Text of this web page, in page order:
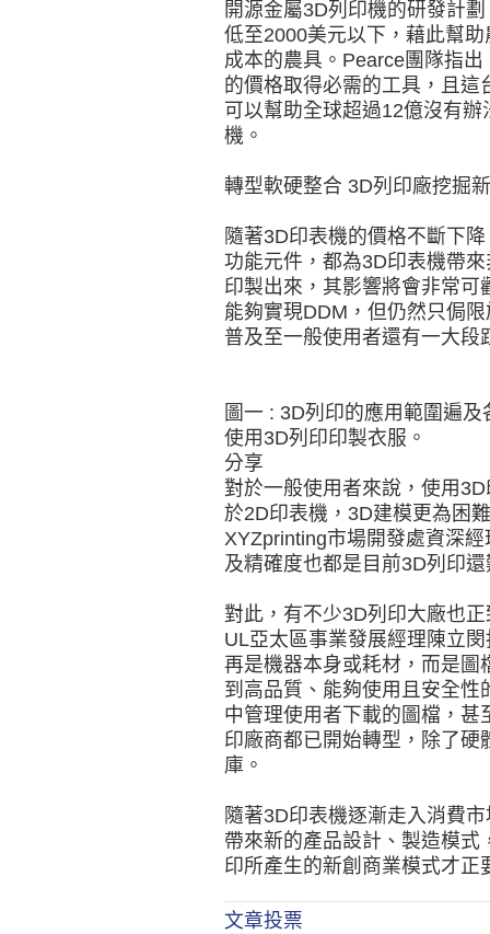
開源金屬3D列印機的研發計
低至2000美元以下，藉此幫
成本的農具。Pearce團隊指
的價格取得必需的工具，且
可以幫助全球超過12億沒有
機。
轉型軟硬整合 3D列印廠挖掘
隨著3D印表機的價格不斷下
功能元件，都為3D印表機帶
印製出來，其影響將會非常
能夠實現DDM，但仍然只侷
普及至一般使用者還有一大段
圖一 : 3D列印的應用範圍遍
使用3D列印印製衣服。
分享
對於一般使用者來說，使用
於2D印表機，3D建模更為困
XYZprinting市場開發處資深
及精確度也都是目前3D列印
對此，有不少3D列印大廠也
UL亞太區事業發展經理陳立
再是機器本身或耗材，而是圖
到高品質、能夠使用且安全
中管理使用者下載的圖檔，
印廠商都已開始轉型，除了
庫。
隨著3D印表機逐漸走入消費
帶來新的產品設計、製造模
印所產生的新創商業模式才正
文章投票